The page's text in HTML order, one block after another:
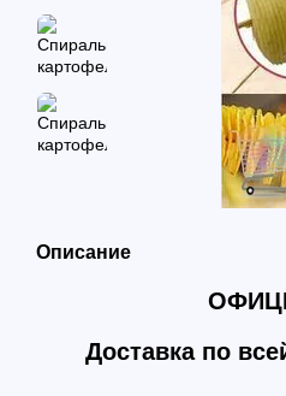
Описание
Доставка по